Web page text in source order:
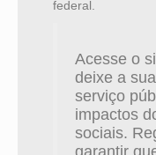
federal.
Acesse o
deixe a
serviço
impactos
sociais.